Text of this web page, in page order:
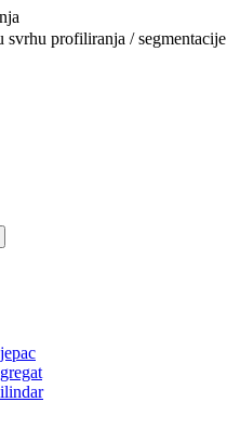
svrhu profiliranja / segmentacije